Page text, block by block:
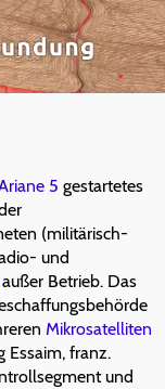
5 gestartetes
(militärisch-
und
außer Betrieb. Das
Mikrosatelliten
Essaim, franz.
und